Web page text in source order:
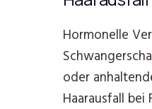
Hormonelle
oder
Haarausfall bei